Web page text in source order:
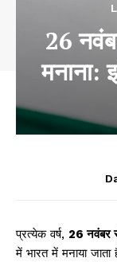
26
मनाना:
प्रत्येक वर्ष, 26 नवंबर
में भारत में मनाया